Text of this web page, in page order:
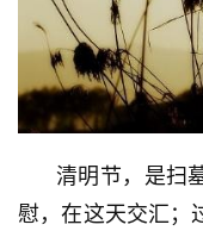
清明节，是扫
慰，在这天交汇；